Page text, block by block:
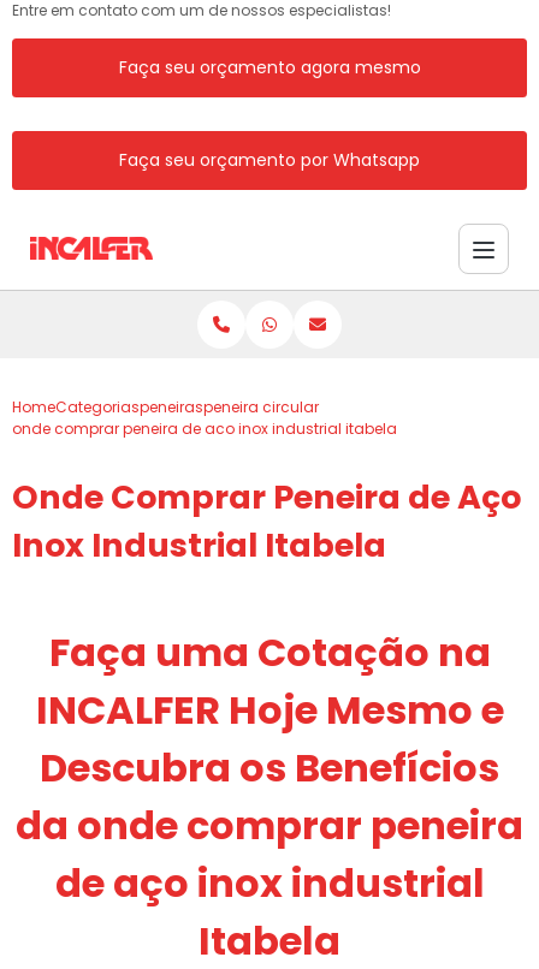
Entre em contato com um de nossos especialistas!
Faça seu orçamento agora mesmo
Faça seu orçamento por Whatsapp
HomeCategoriaspeneiraspeneira circular
onde comprar peneira de aco inox industrial itabela
Onde Comprar Peneira de Aço
Inox Industrial Itabela
Faça uma Cotação na
INCALFER Hoje Mesmo e
Descubra os Benefícios
da onde comprar peneira
de aço inox industrial
Itabela